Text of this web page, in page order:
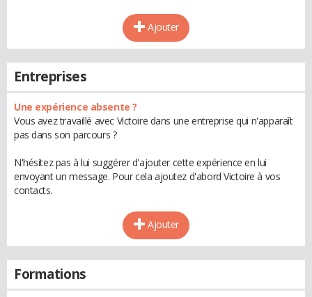
Ajouter
Entreprises
Une expérience absente ?
Vous avez travaillé avec Victoire dans une entreprise qui n'apparaît
pas dans son parcours ?
N'hésitez pas à lui suggérer d'ajouter cette expérience en lui
envoyant un message. Pour cela ajoutez d'abord Victoire à vos
contacts.
Ajouter
Formations